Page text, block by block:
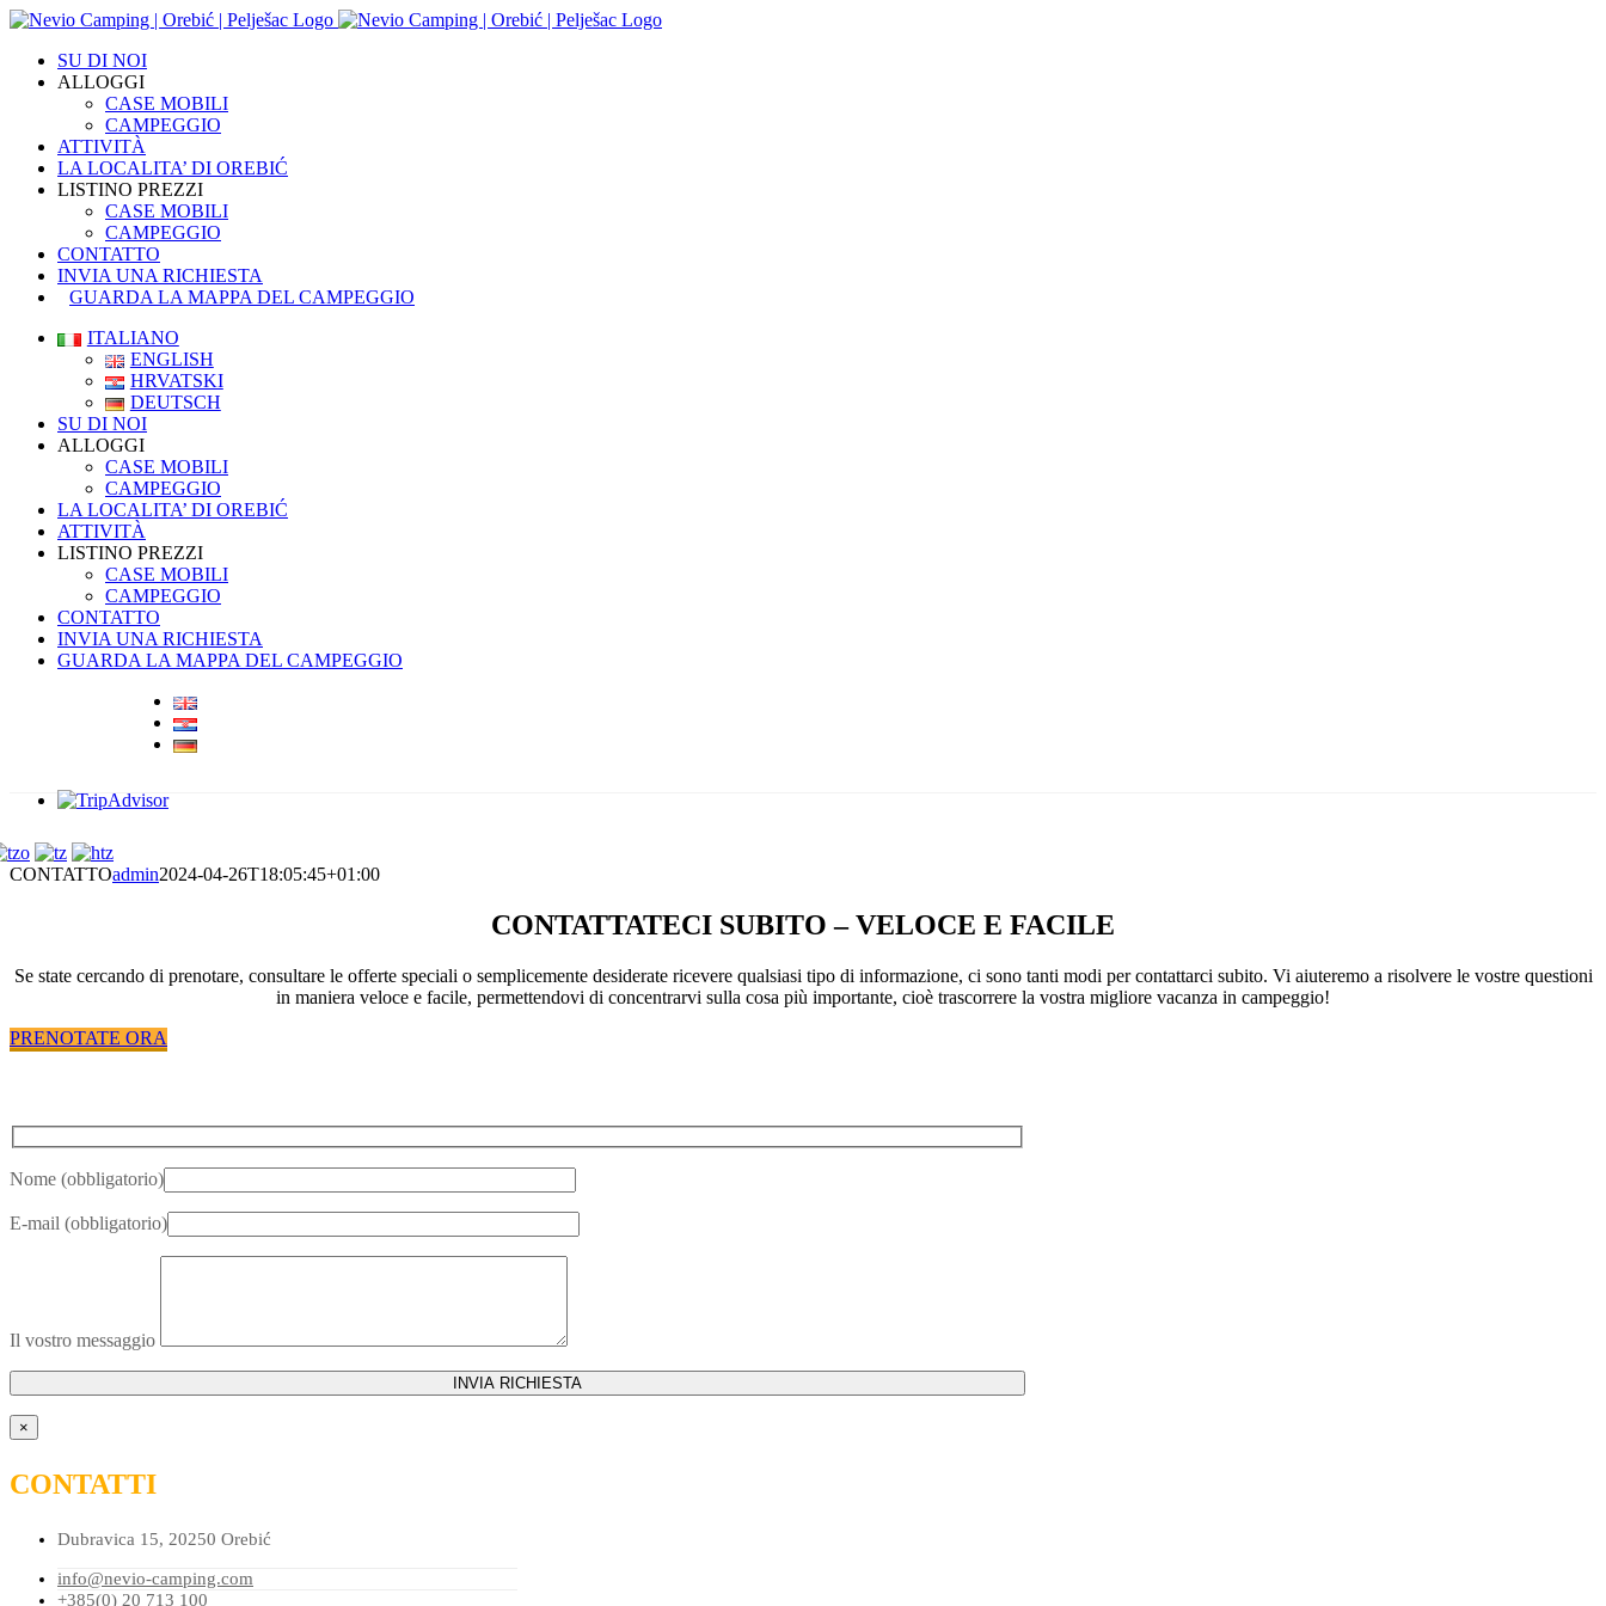
Skip
contentSU DI NOI
ALLOGGI
CASE MOBILI
CAMPEGGIO
ATTIVITÀ
LA LOCALITA’ DI OREBIĆ
LISTINO PREZZI
CASE MOBILI
CAMPEGGIO
CONTATTO
INVIA UNA RICHIESTA
GUARDA LA MAPPA DEL CAMPEGGIO
ITALIANO
ENGLISH
HRVATSKI
DEUTSCH
SU DI NOI
ALLOGGI
CASE MOBILI
CAMPEGGIO
LA LOCALITA’ DI OREBIĆ
ATTIVITÀ
LISTINO PREZZI
CASE MOBILI
CAMPEGGIO
CONTATTO
INVIA UNA RICHIESTA
GUARDA LA MAPPA DEL CAMPEGGIO
CONTATTOadmin2024-04-26T18:05:45+01:00
CONTATTATECI SUBITO – VELOCE E FACILE
Se state cercando di prenotare, consultare le offerte speciali o semplicemente desiderate ricevere qualsiasi tipo di informazione, ci sono tanti modi per contattarci subito. Vi aiuteremo a risolvere le vostre questioni
in maniera veloce e facile, permettendovi di concentrarvi sulla cosa più importante, cioè trascorrere la vostra migliore vacanza in campeggio!
PRENOTATE ORA
Nome (obbligatorio)
E-mail (obbligatorio)
Il vostro messaggio
×
CONTATTI
Dubravica 15, 20250 Orebić
info@nevio-camping.com
+385(0) 20 713 100